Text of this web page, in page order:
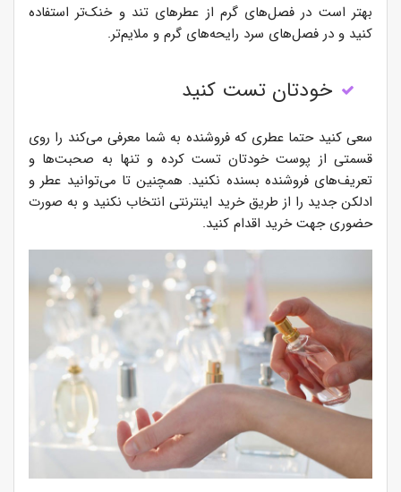
بهتر است در فصل‌های گرم از عطرهای تند و خنک‌تر استفاده
کنید و در فصل‌های سرد رایحه‌های گرم و ملایم‌تر.
خودتان تست کنید
سعی کنید حتما عطری که فروشنده به شما معرفی می‌کند را روی
قسمتی از پوست خودتان تست کرده و تنها به صحبت‌ها و
تعریف‌های فروشنده بسنده نکنید. همچنین تا می‌توانید عطر و
ادلکن جدید را از طریق خرید اینترنتی انتخاب نکنید و به صورت
حضوری جهت خرید اقدام کنید.